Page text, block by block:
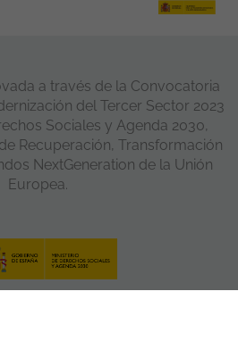
a través de la Convocatoria
del Tercer Sector 2023
Sociales y Agenda 2030,
Recuperación, Transformación
NextGeneration de la Unión
Europea.